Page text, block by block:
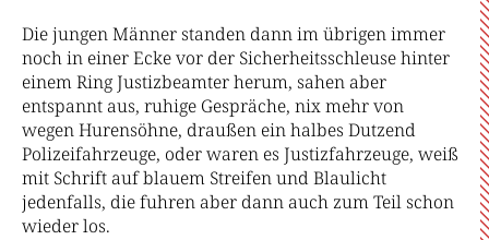
Die jungen Männer standen dann im übrigen immer
noch in einer Ecke vor der Sicherheitsschleuse hinter
einem Ring Justizbeamter herum, sahen aber
entspannt aus, ruhige Gespräche, nix mehr von
wegen Hurensöhne, draußen ein halbes Dutzend
Polizeifahrzeuge, oder waren es Justizfahrzeuge, weiß
mit Schrift auf blauem Streifen und Blaulicht
jedenfalls, die fuhren aber dann auch zum Teil schon
wieder los.